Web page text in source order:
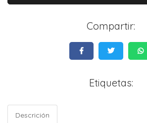
Compartir:
Etiquetas:
Descrición